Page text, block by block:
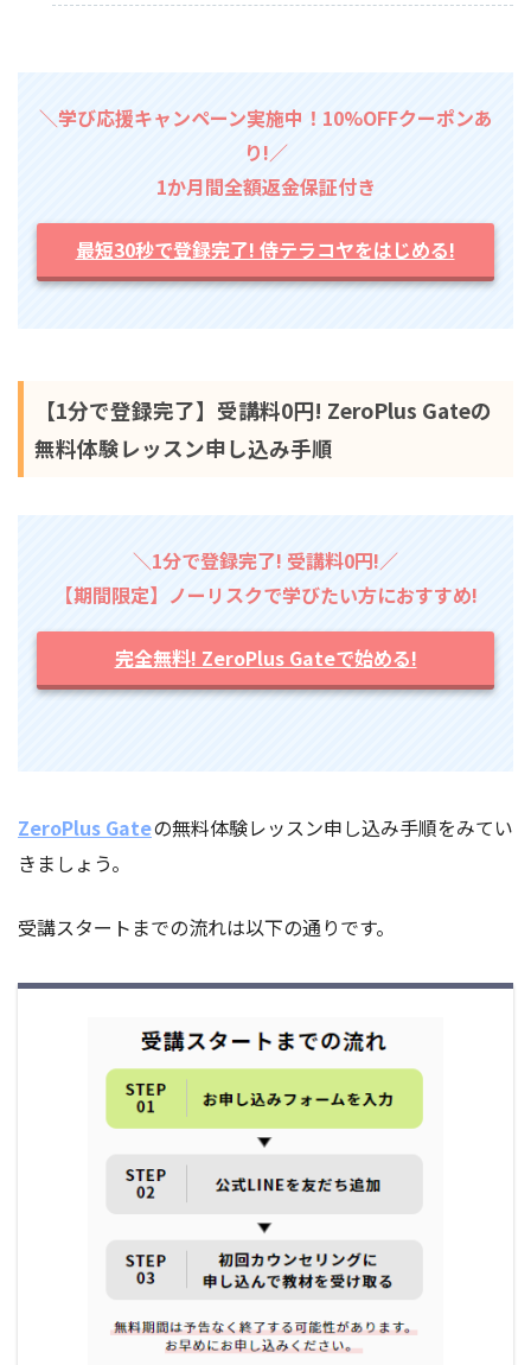
＼学び応援キャンペーン実施中！10%OFFクーポンあ
り!／
1か月間全額返金保証付き
最短30秒で登録完了! 侍テラコヤをはじめる!
【1分で登録完了】受講料0円! ZeroPlus Gateの
無料体験レッスン申し込み手順
＼1分で登録完了! 受講料0円!／
【期間限定】ノーリスクで学びたい方におすすめ!
完全無料! ZeroPlus Gateで始める!
ZeroPlus Gateの無料体験レッスン申し込み手順をみてい
きましょう。
受講スタートまでの流れは以下の通りです。